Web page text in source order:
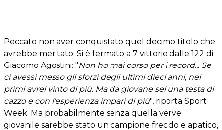
Peccato non aver conquistato quel decimo titolo che
avrebbe meritato. Si è fermato a 7 vittorie dalle 122 di
Giacomo Agostini: "Non ho mai corso per i record... Se
ci avessi messo gli sforzi degli ultimi dieci anni, nei
primi avrei vinto di più. Ma da giovane sei una testa di
cazzo e con l'esperienza impari di più", riporta Sport
Week. Ma probabilmente senza quella verve
giovanile sarebbe stato un campione freddo e apatico,